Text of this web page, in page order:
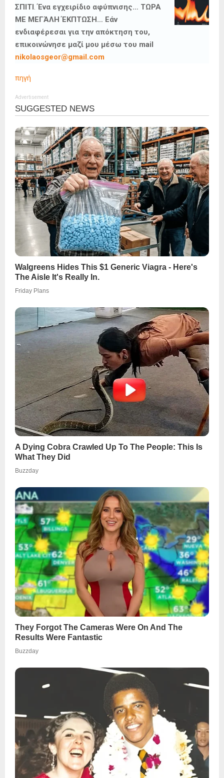
ΣΠΙΤΙ.Ένα εγχειρίδιο αφύπνισης… ΤΩΡΑ
ΜΕ ΜΕΓΆΛΗ ΈΚΠΤΩΣΗ… Εάν
ενδιαφέρεσαι για την απόκτηση του,
επικοινώνησε μαζί μου μέσω του mail
nikolaosgeor@gmail.com
πηγή
Advertisement